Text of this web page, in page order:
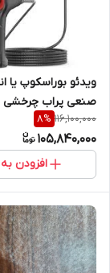
ویدئو بوراسکوپ یا
نمایندگی اصلی جوش
09120741826) . کابل دو متری
116,100,000
8%
105,840,000
افزودن